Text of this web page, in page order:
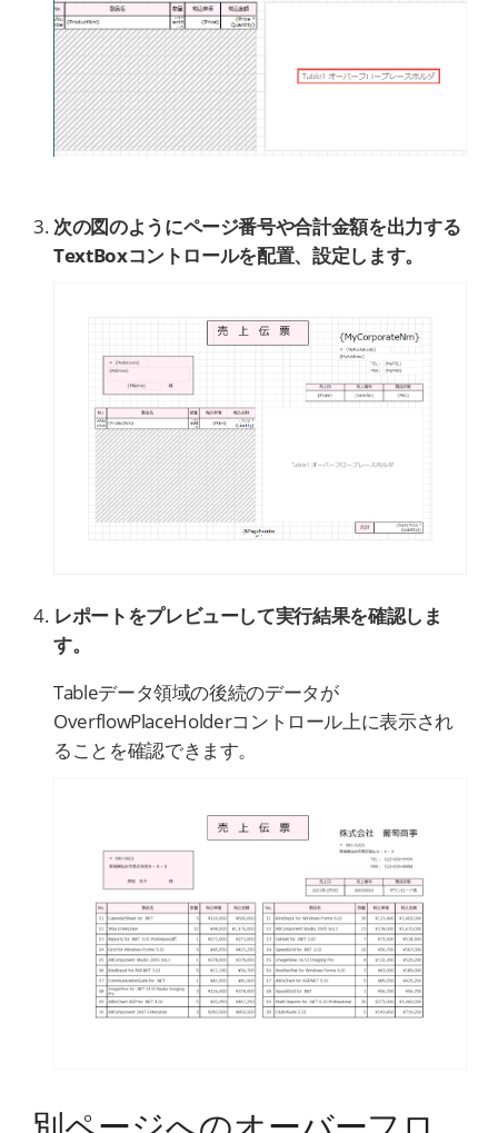
次の図のようにページ番号や合計金額を出力する
TextBoxコントロールを配置、設定します。
レポートをプレビューして実行結果を確認しま
す。
Tableデータ領域の後続のデータが
OverflowPlaceHolderコントロール上に表示され
ることを確認できます。